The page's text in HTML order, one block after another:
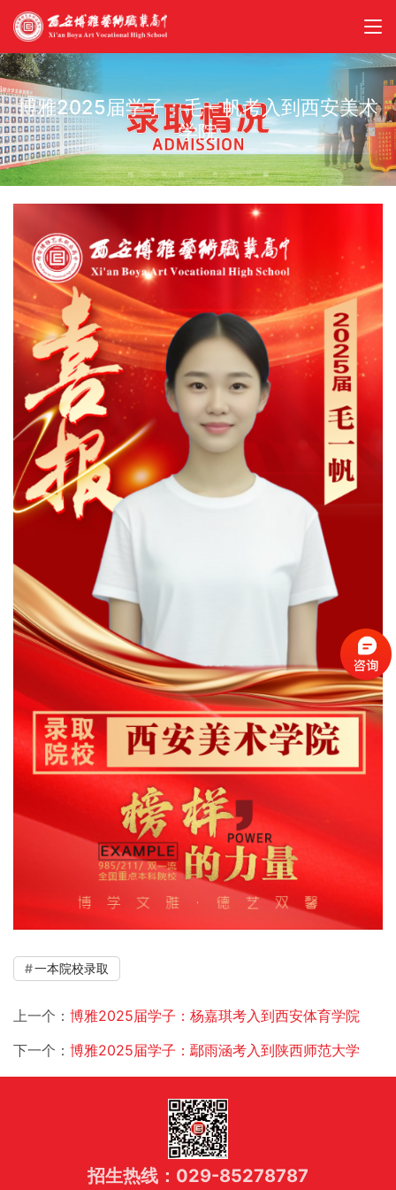
博雅2025届学子：毛一帆考入到西安美术
学院
一本院校录取
上一个： 博雅2025届学子：杨嘉琪考入到西安体育学院
下一个： 博雅2025届学子：鄢雨涵考入到陕西师范大学
招生热线：029-85278787